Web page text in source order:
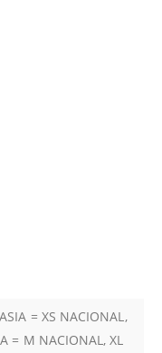
= XS NACIONAL,
= M NACIONAL, XL